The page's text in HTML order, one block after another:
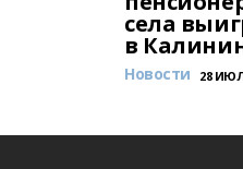
села
в
Новости 28